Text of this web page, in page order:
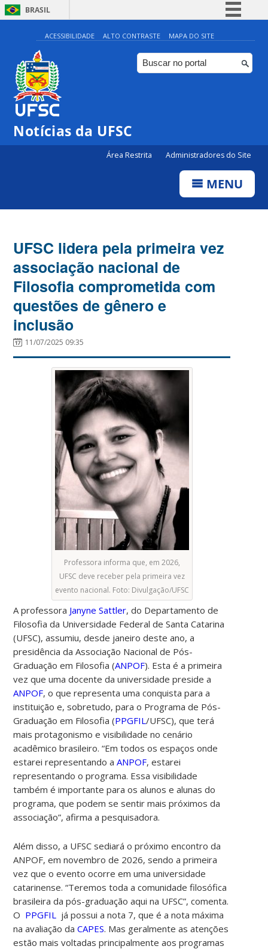
BRASIL
Simplifique!
Comunica BR
Participe
ACESSIBILIDADE ALTO CONTRASTE MAPA DO SITE
Notícias da UFSC
Área Restrita Administradores do Site
MENU
UFSC lidera pela primeira vez
associação nacional de
Filosofia comprometida com
questões de gênero e
inclusão
11/07/2025 09:35
Professora informa que, em 2026,
UFSC deve receber pela primeira vez
evento nacional. Foto: Divulgação/UFSC
A professora Janyne Sattler, do Departamento de
Filosofia da Universidade Federal de Santa Catarina
(UFSC), assumiu, desde janeiro deste ano, a
presidência da Associação Nacional de Pós-
Graduação em Filosofia (ANPOF). Esta é a primeira
vez que uma docente da universidade preside a
ANPOF, o que representa uma conquista para a
instituição e, sobretudo, para o Programa de Pós-
Graduação em Filosofia (PPGFIL/UFSC), que terá
mais protagonismo e visibilidade no cenário
acadêmico brasileiro. “Em todos os espaços onde
estarei representando aANPOF, estarei
representando o programa. Essa visibilidade
também é importante para os alunos e alunas do
programa, que podem se sentir mais próximos da
associação”, afirma a pesquisadora.
Além disso, a UFSC sediará o próximo encontro da
ANPOF, em novembro de 2026, sendo a primeira
vez que o evento ocorre em uma universidade
catarinense. “Teremos toda a comunidade filosófica
brasileira da pós-graduação aqui na UFSC”, comenta.
O PPGFIL já possui a nota 7, que é a nota máxima
na avaliação daCAPES. Mas geralmente as atenções
estão mais voltadas principalmente aos programas